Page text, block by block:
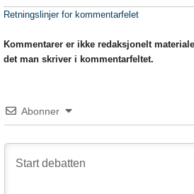
Retningslinjer for kommentarfelet
Kommentarer er ikke redaksjonelt
det man skriver i kommentarfeltet.
Abonner